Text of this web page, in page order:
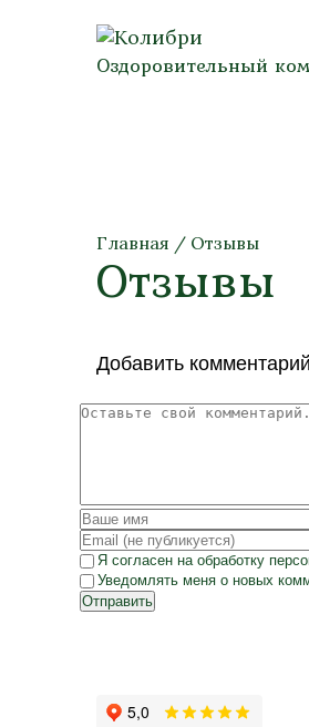
Оздоровительный
Главная / Отзывы
Отзывы
Добавить комментарий
Я согласен на обработку
Уведомлять меня о новых
Отправить